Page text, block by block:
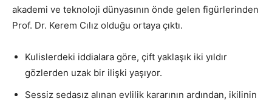
akademi ve teknoloji dünyasının önde gelen figürlerinden
Prof. Dr. Kerem Cılız olduğu ortaya çıktı.
Kulislerdeki iddialara göre, çift yaklaşık iki yıldır
gözlerden uzak bir ilişki yaşıyor.
Sessiz sedasız alınan evlilik kararının ardından, ikilinin